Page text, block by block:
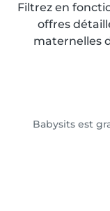
Filtrez en
offres
maternelles
Babysits est